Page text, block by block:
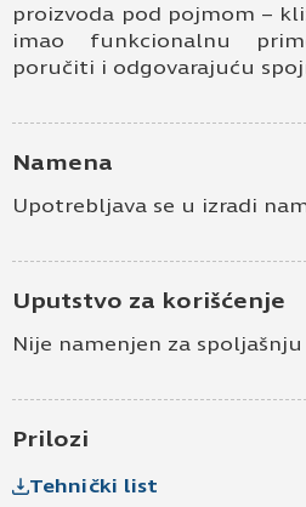
proizvoda pod pojmom –
imao funkcionalnu
poručiti i odgovarajuću
Namena
Upotrebljava se u izradi
Uputstvo za korišćenje
Nije namenjen za
Prilozi
Tehnički list